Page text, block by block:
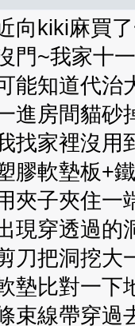
向kiki麻買
門~我家十
能知道代治
進房間貓砂
找家裡沒用
膠軟墊板+
夾子夾住一
現穿透過的
刀把洞挖大
墊比對一下
束線帶穿過